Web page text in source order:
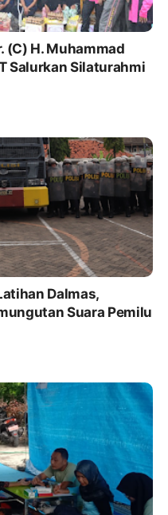
(C) H. Muhammad
Salurkan Silaturahmi
Dalmas,
Suara Pemilu